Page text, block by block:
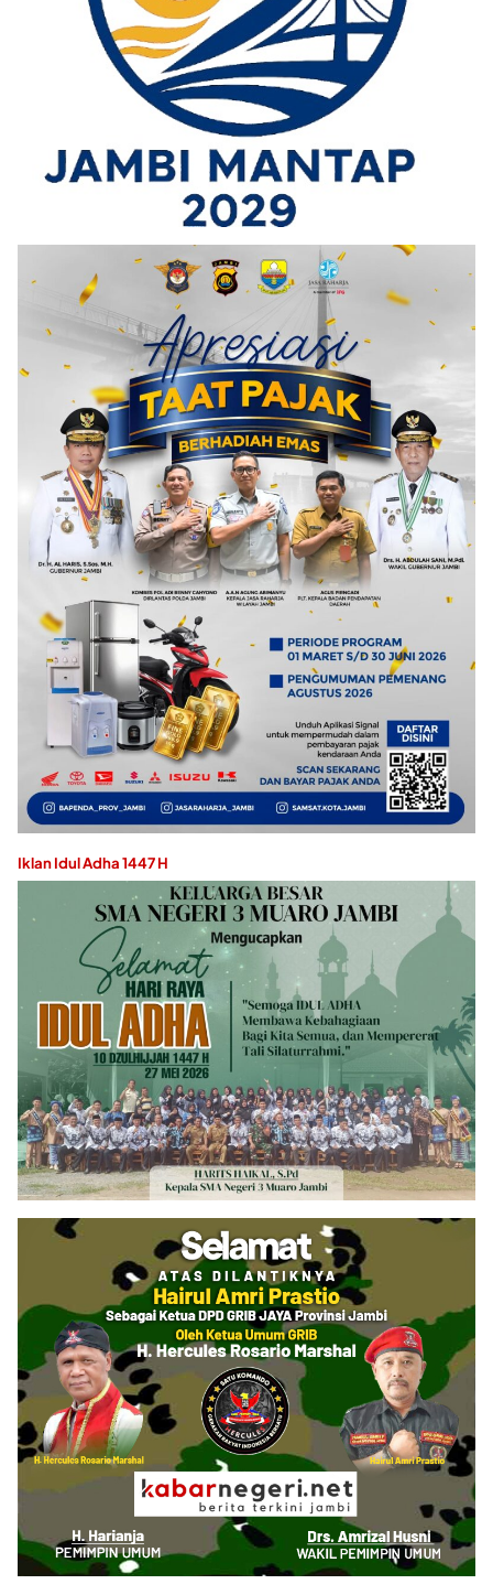
Iklan Idul Adha 1447 H